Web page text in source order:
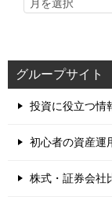
グループサイト
投資に役立つ情
初心者の資産運
株式・証券会社